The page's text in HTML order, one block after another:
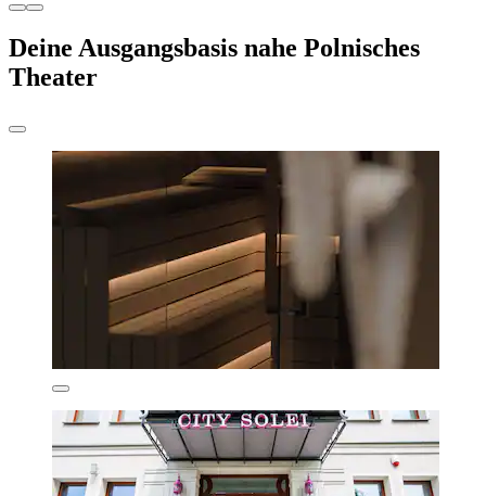
Deine Ausgangsbasis nahe Polnisches
Theater